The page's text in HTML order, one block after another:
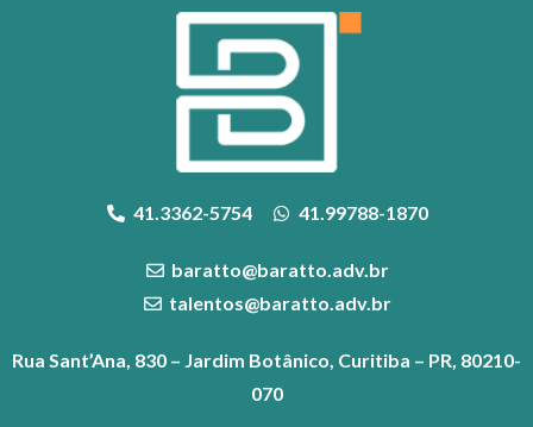
41.3362-5754 41.99788-1870
baratto@baratto.adv.br
talentos@baratto.adv.br
Rua Sant’Ana, 830 – Jardim Botânico, Curitiba – PR, 80210-
070